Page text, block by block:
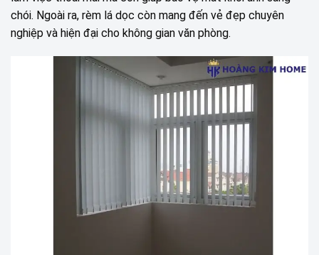
chói. Ngoài ra, rèm lá dọc còn mang đến vẻ đẹp chuyên
nghiệp và hiện đại cho không gian văn phòng.